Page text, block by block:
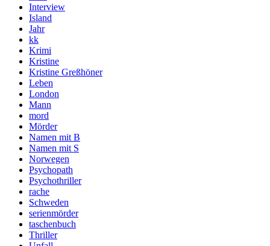
Interview
Island
Jahr
kk
Krimi
Kristine
Kristine Greßhöner
Leben
London
Mann
mord
Mörder
Namen mit B
Namen mit S
Norwegen
Psychopath
Psychothriller
rache
Schweden
serienmörder
taschenbuch
Thriller